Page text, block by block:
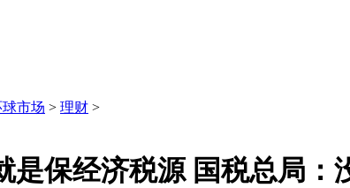
市场 > 理财 >
是保经济税源 国税总局：